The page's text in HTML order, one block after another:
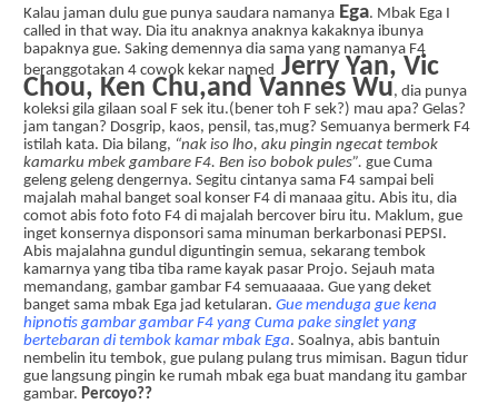
Kalau jaman dulu gue punya saudara namanya Ega. Mbak Ega I
called in that way. Dia itu anaknya anaknya kakaknya ibunya
bapaknya gue. Saking demennya dia sama yang namanya F4
beranggotakan 4 cowok kekar named Jerry Yan, Vic
Chou, Ken Chu,and Vannes Wu, dia punya
koleksi gila gilaan soal F sek itu.(bener toh F sek?) mau apa? Gelas?
jam tangan? Dosgrip, kaos, pensil, tas,mug? Semuanya bermerk F4
istilah kata. Dia bilang, “nak iso lho, aku pingin ngecat tembok
kamarku mbek gambare F4. Ben iso bobok pules”. gue Cuma
geleng geleng dengernya. Segitu cintanya sama F4 sampai beli
majalah mahal banget soal konser F4 di manaaa gitu. Abis itu, dia
comot abis foto foto F4 di majalah bercover biru itu. Maklum, gue
inget konsernya disponsori sama minuman berkarbonasi PEPSI.
Abis majalahna gundul diguntingin semua, sekarang tembok
kamarnya yang tiba tiba rame kayak pasar Projo. Sejauh mata
memandang, gambar gambar F4 semuaaaaa. Gue yang deket
banget sama mbak Ega jad ketularan.Gue menduga gue kena
hipnotis gambar gambar F4 yang Cuma pake singlet yang
bertebaran di tembok kamar mbak Ega. Soalnya, abis bantuin
nembelin itu tembok, gue pulang pulang trus mimisan. Bagun tidur
gue langsung pingin ke rumah mbak ega buat mandang itu gambar
gambar. Percoyo??